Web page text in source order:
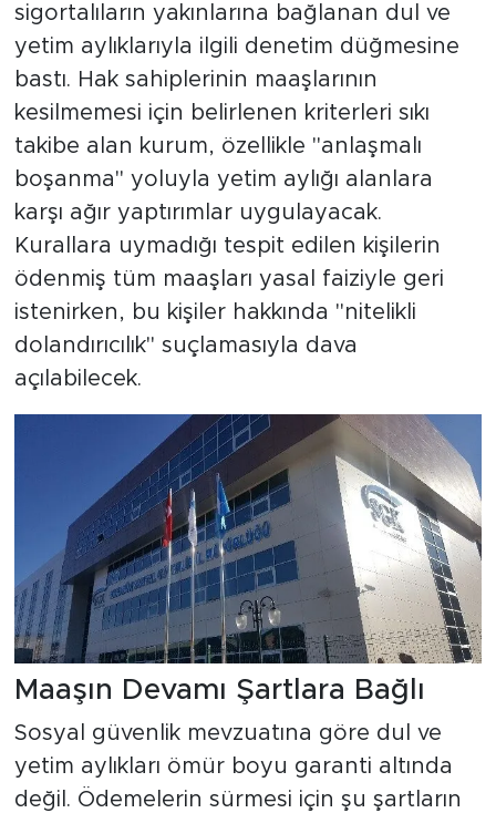
sigortalıların yakınlarına bağlanan dul ve
yetim aylıklarıyla ilgili denetim düğmesine
bastı. Hak sahiplerinin maaşlarının
kesilmemesi için belirlenen kriterleri sıkı
takibe alan kurum, özellikle "anlaşmalı
boşanma" yoluyla yetim aylığı alanlara
karşı ağır yaptırımlar uygulayacak.
Kurallara uymadığı tespit edilen kişilerin
ödenmiş tüm maaşları yasal faiziyle geri
istenirken, bu kişiler hakkında "nitelikli
dolandırıcılık" suçlamasıyla dava
açılabilecek.
Maaşın Devamı Şartlara Bağlı
Sosyal güvenlik mevzuatına göre dul ve
yetim aylıkları ömür boyu garanti altında
değil. Ödemelerin sürmesi için şu şartların